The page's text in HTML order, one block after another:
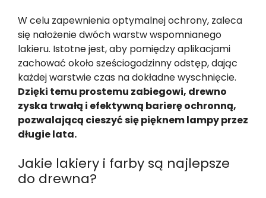
W celu zapewnienia optymalnej ochrony, zaleca
się nałożenie dwóch warstw wspomnianego
lakieru. Istotne jest, aby pomiędzy aplikacjami
zachować około sześciogodzinny odstęp, dając
każdej warstwie czas na dokładne wyschnięcie.
Dzięki temu prostemu zabiegowi, drewno
zyska trwałą i efektywną barierę ochronną,
pozwalającą cieszyć się pięknem lampy przez
długie lata.
Jakie lakiery i farby są najlepsze
do drewna?